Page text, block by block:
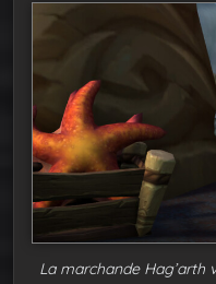
La marchande Hag’arth